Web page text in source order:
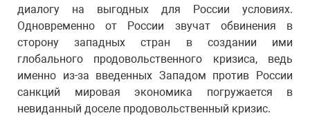
диалогу на выгодных для России условиях.
Одновременно от России звучат обвинения в
сторону западных стран в создании ими
глобального продовольственного кризиса, ведь
именно из-за введенных Западом против России
санкций мировая экономика погружается в
невиданный доселе продовольственный кризис.